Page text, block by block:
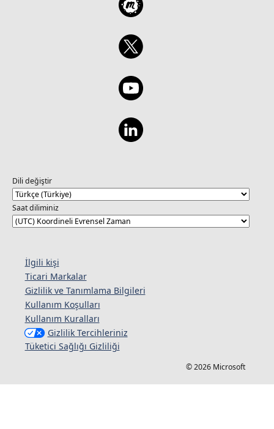
Dili değiştir
Saat diliminiz
İlgili kişi
Ticari Markalar
Gizlilik ve Tanımlama Bilgileri
Kullanım Koşulları
Kullanım Kuralları
Gizlilik Tercihleriniz
Tüketici Sağlığı Gizliliği
© 2026 Microsoft